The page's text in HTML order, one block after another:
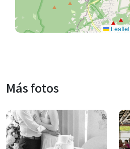
Leaflet
Más fotos